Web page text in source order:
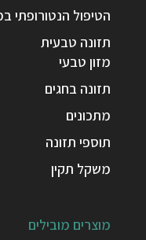
הטיפול הנטורופתי
תזונה טבעית
מזון טבעי
תזונה בחגים
מתכונים
תוספי תזונה
משקל תקין
מוצרים מובילים